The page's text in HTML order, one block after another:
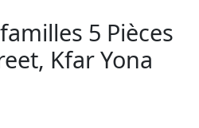
5 Pièces
Kfar Yona